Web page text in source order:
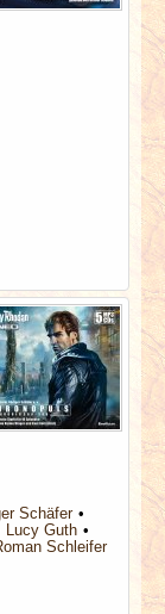
Schäfer
Lucy Guth
Schleifer